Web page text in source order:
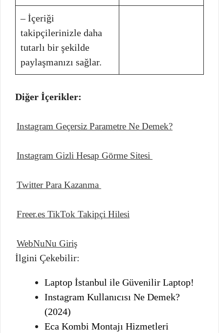
– İçeriği
takipçilerinizle daha
tutarlı bir şekilde
paylaşmanızı sağlar.
Diğer İçerikler:
Instagram Geçersiz Parametre Ne Demek?
Instagram Gizli Hesap Görme Sitesi
Twitter Para Kazanma
Freer.es TikTok Takipçi Hilesi
WebNuNu Giriş
İlgini Çekebilir:
Laptop İstanbul ile Güvenilir Laptop!
Instagram Kullanıcısı Ne Demek?
(2024)
Eca Kombi Montajı Hizmetleri